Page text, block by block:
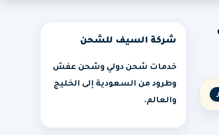
شركة السيف للشحن
خدمات شحن دولي وشحن عفش
وطرود من السعودية إلى الخليج
والعالم.